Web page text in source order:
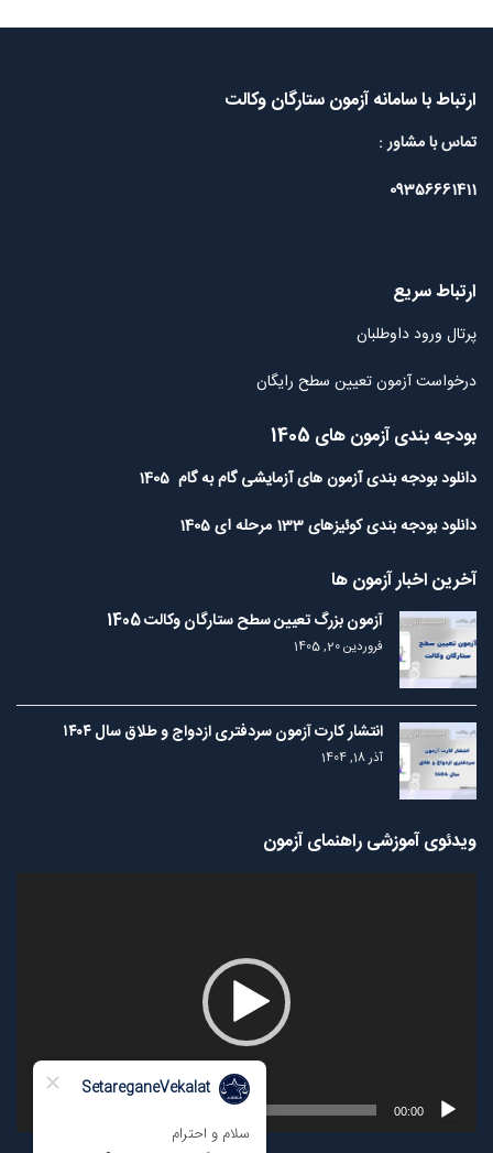
ارتباط با سامانه آزمون ستارگان وکالت
تماس با مشاور :
09356661411
ارتباط سریع
پرتال ورود داوطلبان
درخواست آزمون تعیین سطح رایگان
بودجه بندی آزمون های 1405
دانلود بودجه بندی آزمون های آزمایشی گام به گام 1405
دانلود بودجه بندی کوئیزهای 133 مرحله ای 1405
آخرین اخبار آزمون ها
آزمون بزرگ تعیین سطح ستارگان وکالت 1405
فروردین 20, 1405
انتشار کارت آزمون سردفتری ازدواج و طلاق سال ۱۴۰۴
آذر 18, 1404
ویدئوی آموزشی راهنمای آزمون
00:00